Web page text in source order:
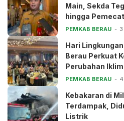
Main, Sekda
hingga
PEMKAB BERAU
Hari
Berau Perkuat
Perubahan Iklim
PEMKAB BERAU
Kebakaran di
Terdampak,
Listrik